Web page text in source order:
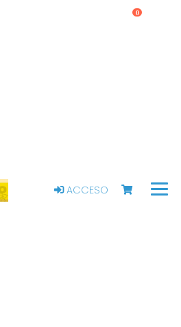
ACCESO
0